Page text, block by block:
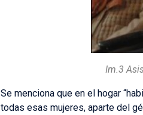
Im.3
Se menciona que en el hogar
todas esas mujeres, aparte del